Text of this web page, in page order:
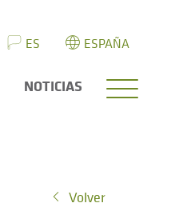
ES ESPAÑA
NOTICIAS
Volver